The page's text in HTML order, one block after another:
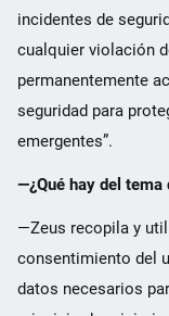
incidentes de
cualquier violación
permanentemente
seguridad para
emergentes”.
—¿Qué hay del tema
—Zeus recopila y
consentimiento del
datos necesarios